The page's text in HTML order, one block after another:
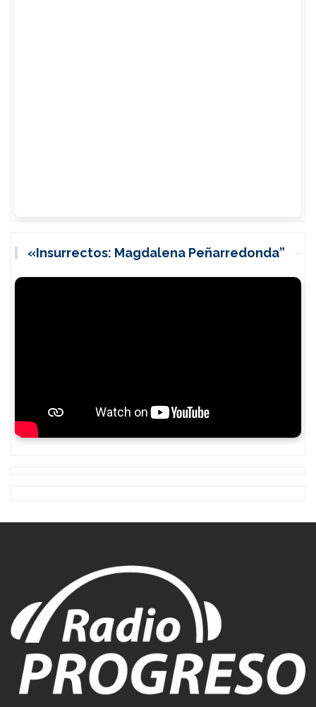
«Insurrectos: Magdalena Peñarredonda”